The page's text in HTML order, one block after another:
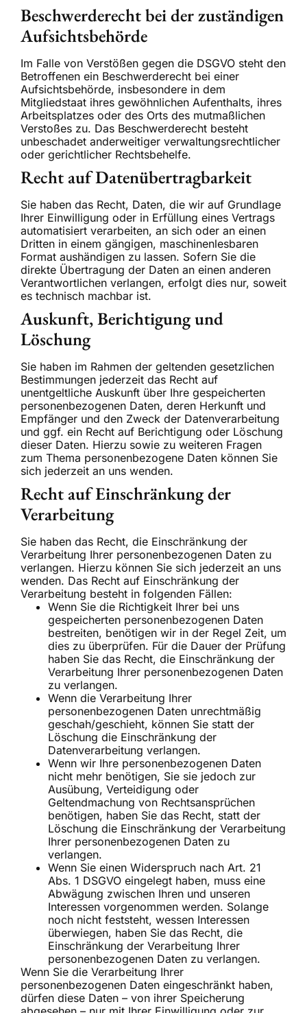
Beschwerde­recht bei der zuständigen
Aufsichts­behörde
Im Falle von Verstößen gegen die DSGVO steht den
Betroffenen ein Beschwerderecht bei einer
Aufsichtsbehörde, insbesondere in dem
Mitgliedstaat ihres gewöhnlichen Aufenthalts, ihres
Arbeitsplatzes oder des Orts des mutmaßlichen
Verstoßes zu. Das Beschwerderecht besteht
unbeschadet anderweitiger verwaltungsrechtlicher
oder gerichtlicher Rechtsbehelfe.
Recht auf Daten­übertrag­barkeit
Sie haben das Recht, Daten, die wir auf Grundlage
Ihrer Einwilligung oder in Erfüllung eines Vertrags
automatisiert verarbeiten, an sich oder an einen
Dritten in einem gängigen, maschinenlesbaren
Format aushändigen zu lassen. Sofern Sie die
direkte Übertragung der Daten an einen anderen
Verantwortlichen verlangen, erfolgt dies nur, soweit
es technisch machbar ist.
Auskunft, Berichtigung und
Löschung
Sie haben im Rahmen der geltenden gesetzlichen
Bestimmungen jederzeit das Recht auf
unentgeltliche Auskunft über Ihre gespeicherten
personenbezogenen Daten, deren Herkunft und
Empfänger und den Zweck der Datenverarbeitung
und ggf. ein Recht auf Berichtigung oder Löschung
dieser Daten. Hierzu sowie zu weiteren Fragen
zum Thema personenbezogene Daten können Sie
sich jederzeit an uns wenden.
Recht auf Einschränkung der
Verarbeitung
Sie haben das Recht, die Einschränkung der
Verarbeitung Ihrer personenbezogenen Daten zu
verlangen. Hierzu können Sie sich jederzeit an uns
wenden. Das Recht auf Einschränkung der
Verarbeitung besteht in folgenden Fällen:
Wenn Sie die Richtigkeit Ihrer bei uns
gespeicherten personenbezogenen Daten
bestreiten, benötigen wir in der Regel Zeit, um
dies zu überprüfen. Für die Dauer der Prüfung
haben Sie das Recht, die Einschränkung der
Verarbeitung Ihrer personenbezogenen Daten
zu verlangen.
Wenn die Verarbeitung Ihrer
personenbezogenen Daten unrechtmäßig
geschah/geschieht, können Sie statt der
Löschung die Einschränkung der
Datenverarbeitung verlangen.
Wenn wir Ihre personenbezogenen Daten
nicht mehr benötigen, Sie sie jedoch zur
Ausübung, Verteidigung oder
Geltendmachung von Rechtsansprüchen
benötigen, haben Sie das Recht, statt der
Löschung die Einschränkung der Verarbeitung
Ihrer personenbezogenen Daten zu
verlangen.
Wenn Sie einen Widerspruch nach Art. 21
Abs. 1 DSGVO eingelegt haben, muss eine
Abwägung zwischen Ihren und unseren
Interessen vorgenommen werden. Solange
noch nicht feststeht, wessen Interessen
überwiegen, haben Sie das Recht, die
Einschränkung der Verarbeitung Ihrer
personenbezogenen Daten zu verlangen.
Wenn Sie die Verarbeitung Ihrer
personenbezogenen Daten eingeschränkt haben,
dürfen diese Daten – von ihrer Speicherung